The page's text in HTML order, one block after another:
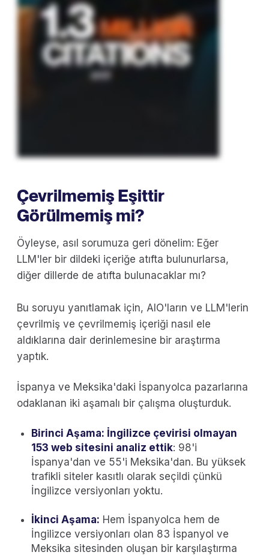
Çevrilmemiş Eşittir
Görülmemiş mi?
Öyleyse, asıl sorumuza geri dönelim: Eğer
LLM'ler bir dildeki içeriğe atıfta bulunurlarsa,
diğer dillerde de atıfta bulunacaklar mı?
Bu soruyu yanıtlamak için, AIO'ların ve LLM'lerin
çevrilmiş ve çevrilmemiş içeriği nasıl ele
aldıklarına dair derinlemesine bir araştırma
yaptık.
İspanya ve Meksika'daki İspanyolca pazarlarına
odaklanan iki aşamalı bir çalışma oluşturduk.
Birinci Aşama: İngilizce çevirisi olmayan
153 web sitesini analiz ettik: 98'i
İspanya'dan ve 55'i Meksika'dan. Bu yüksek
trafikli siteler kasıtlı olarak seçildi çünkü
İngilizce versiyonları yoktu.
İkinci Aşama: Hem İspanyolca hem de
İngilizce versiyonları olan 83 İspanyol ve
Meksika sitesinden oluşan bir karşılaştırma